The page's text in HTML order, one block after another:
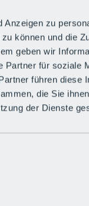
Anzeigen zu
können und die
geben wir
Partner für soziale
führen diese
die Sie
der Dienste
Zurück
der Alpen